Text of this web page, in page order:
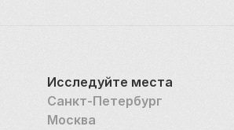
Таким образом, не просто была
о купеческих фамилиях Зубовых
подаривших России
Исследуйте места
Санкт-Петербург
Москва